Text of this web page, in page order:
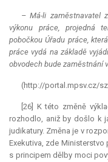
– Má-li zaměstnavatel
výkonu práce, projedná
pobočkou Úřadu práce,
práce vydá na základě
obvodech bude zaměstnání
(http://portal.mpsv.cz/
[26] K této změně
rozhodlo, aniž by došlo k
judikatury. Změna je v
Exekutiva, zde Ministerstvo
s principem dělby moci